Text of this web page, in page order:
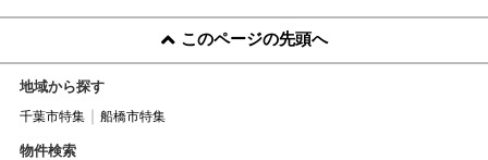
このページの先頭へ
地域から探す
千葉市特集 船橋市特集
物件検索